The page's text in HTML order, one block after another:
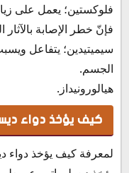
فلوكستين؛ يعمل على
فإنّ خطر الإصابة
سيميتيدين؛ يتفاعل
الجسم.
هيالورونيداز.
كيف يؤخذ دواء
لمعرفة كيف يؤخذ دواء